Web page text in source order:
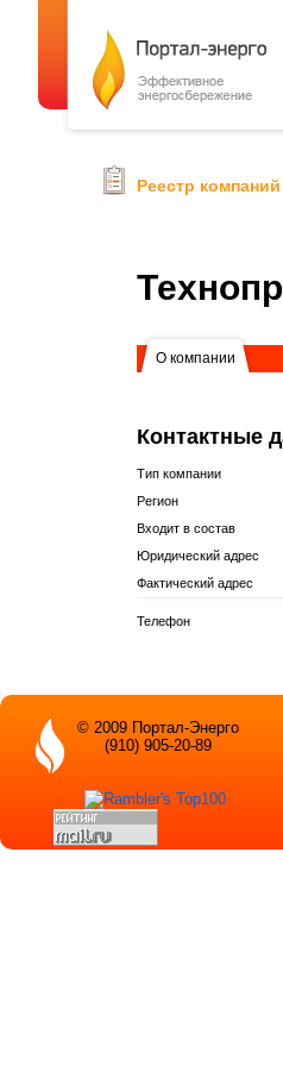
Реестр
О компании
Контактные
Тип компании
Регион
Входит в состав
Юридический адрес
Фактический адрес
Телефон
© 2009 Портал-Энерго
(910) 905-20-89